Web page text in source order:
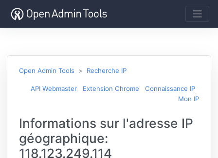
Open Admin Tools Recherche IP
API Webmaster Extension Chrome
Connaissance IP
Mon IP
Informations sur l'adresse IP
géographique:
118.123.249.114